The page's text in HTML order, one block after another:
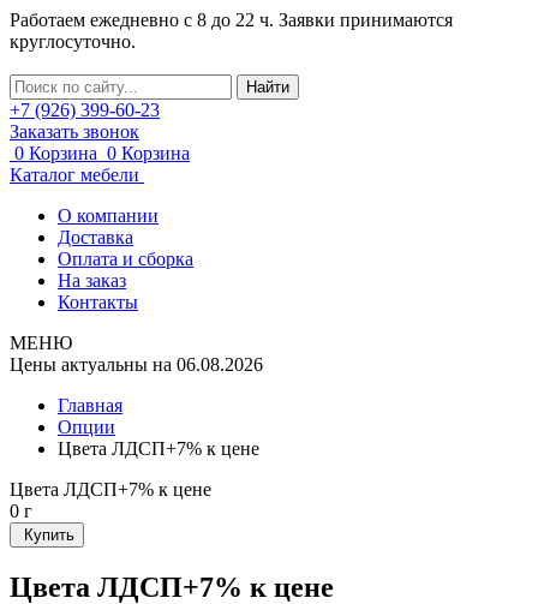
Работаем ежедневно с 8 до 22 ч. Заявки принимаются
круглосуточно.
Найти
+7 (926) 399-60-23
Заказать звонок
0 Корзина 0 Корзина
Каталог мебели
О компании
Доставка
Оплата и сборка
На заказ
Контакты
МЕНЮ
Цены актуальны на 06.08.2026
Главная
Опции
Цвета ЛДСП+7% к цене
Цвета ЛДСП+7% к цене
0 г
Купить
Цвета ЛДСП+7% к цене